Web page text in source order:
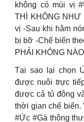
không có mùi vị
THÌ KHÔNG
vị -Sau khi hâm
bị bỡ -Chế biến
PHẢI KHÔNG
Tại sao lại chọn
được nuôi trực
được cả tủ đông
thời gian chế biến.
#Ức #Gà thông